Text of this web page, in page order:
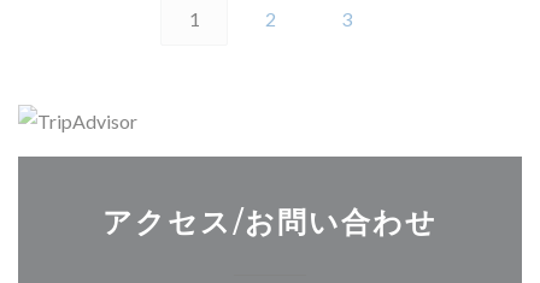
1 2 3
アクセス/お問い合わせ